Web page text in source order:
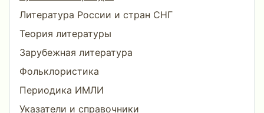
Литература России и стран СНГ
Теория литературы
Зарубежная литература
Фольклористика
Периодика ИМЛИ
Указатели и справочники